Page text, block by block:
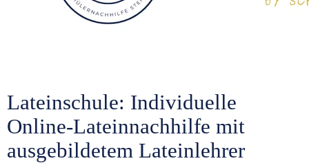
Lateinschule: Individuelle
Online-Lateinnachhilfe mit
ausgebildetem Lateinlehrer